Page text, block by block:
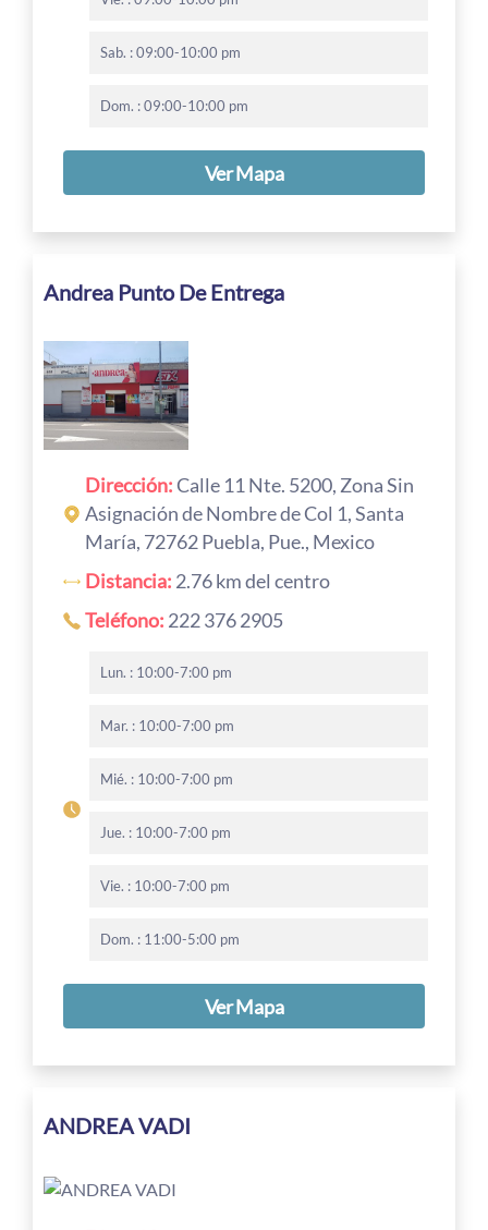
Sab. : 09:00-10:00 pm
Dom. : 09:00-10:00 pm
Ver Mapa
Andrea Punto De Entrega
Dirección:Calle 11 Nte. 5200, Zona Sin
Asignación de Nombre de Col 1, Santa
María, 72762 Puebla, Pue., Mexico
Distancia: 2.76 km del centro
Teléfono: 222 376 2905
Lun. : 10:00-7:00 pm
Mar. : 10:00-7:00 pm
Mié. : 10:00-7:00 pm
Jue. : 10:00-7:00 pm
Vie. : 10:00-7:00 pm
Dom. : 11:00-5:00 pm
Ver Mapa
ANDREA VADI